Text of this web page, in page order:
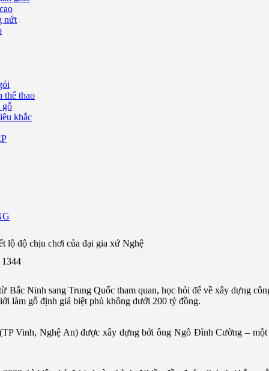
nứt
thể thao
gỗ
khắc
lộ độ chịu chơi của đại gia xứ Nghệ
Bắc Ninh sang Trung Quốc tham quan, học hỏi để về xây dựng
làm gỗ định giá biệt phủ không dưới 200 tỷ đồng.
Vinh, Nghệ An) được xây dựng bởi ông Ngô Đình Cường –